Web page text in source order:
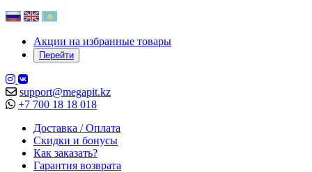
Акции на избранные товары
Перейти
support@megapit.kz
+7 700 18 18 018
Доставка / Оплата
Скидки и бонусы
Как заказать?
Гарантия возврата